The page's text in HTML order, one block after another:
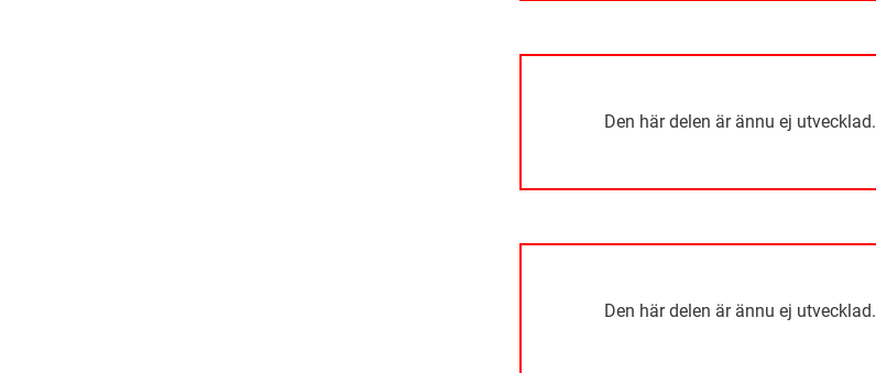
Den här delen är ännu ej utvecklad.
Den här delen är ännu ej utvecklad.